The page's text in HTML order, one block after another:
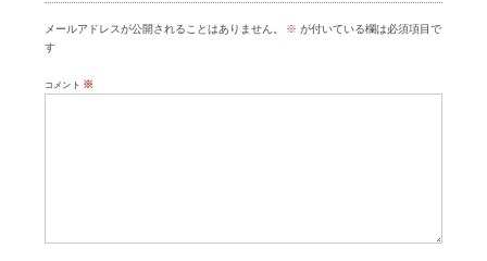
メールアドレスが公開されることはありません。 ※ が付いている欄は必須項目で
す
コメント ※